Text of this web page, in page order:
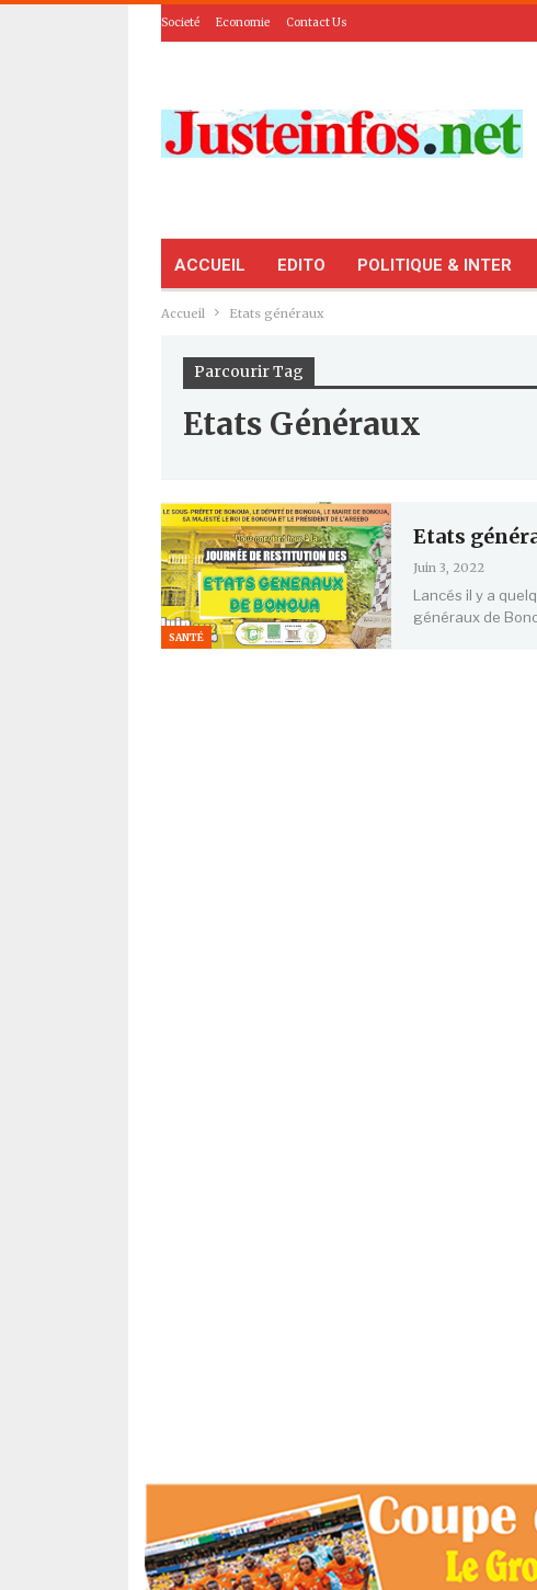
Societé Economie Contact Us
ACCUEIL EDITO POLITIQUE & INTER
Accueil Etats généraux
Parcourir Tag
Etats Généraux
SANTÉ
Etats
Juin 3, 2022
Lancés il y a
généraux de